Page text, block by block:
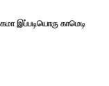
இப்படியொரு காமெடி